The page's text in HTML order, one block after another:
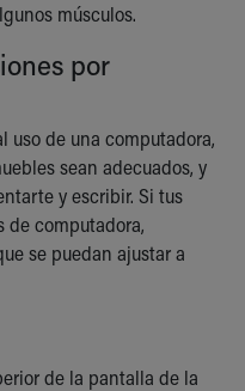
músculos.
por
uso de una computadora,
sean adecuados, y
y escribir. Si tus
de computadora,
se puedan ajustar a
de la pantalla de la